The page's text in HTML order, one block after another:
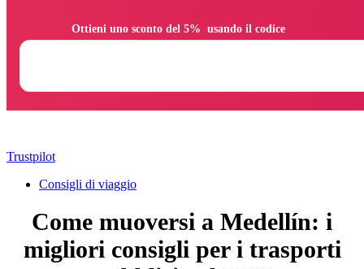
Trustpilot
Consigli di viaggio
Come muoversi a Medellín: i
migliori consigli per i trasporti